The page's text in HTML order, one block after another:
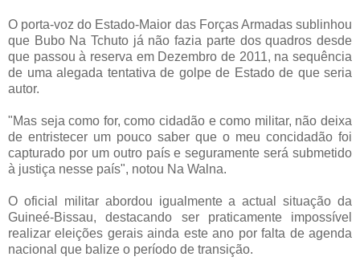
O porta-voz do Estado-Maior das Forças Armadas sublinhou
que Bubo Na Tchuto já não fazia parte dos quadros desde
que passou à reserva em Dezembro de 2011, na sequência
de uma alegada tentativa de golpe de Estado de que seria
autor.
"Mas seja como for, como cidadão e como militar, não deixa
de entristecer um pouco saber que o meu concidadão foi
capturado por um outro país e seguramente será submetido
à justiça nesse país", notou Na Walna.
O oficial militar abordou igualmente a actual situação da
Guineé-Bissau, destacando ser praticamente impossível
realizar eleições gerais ainda este ano por falta de agenda
nacional que balize o período de transição.